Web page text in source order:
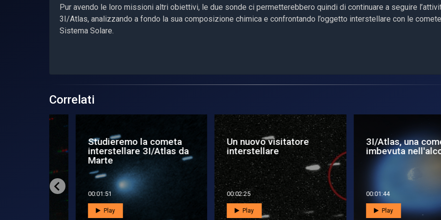
Pur avendo le loro missioni altri obiettivi, le due sonde ci permetterebbero quindi di continuare a seguire
3I/Atlas, analizzando a fondo la sua composizione chimica e confrontando l’oggetto interstellare con le
Sistema Solare.
Correlati
Studieremo la cometa
interstellare 3I/Atlas da
Marte
00:01:51
Play
Un nuovo visitatore
interstellare
00:02:25
Play
3I/Atlas, una cometa
imbevuta nell'alcol
00:01:44
Play